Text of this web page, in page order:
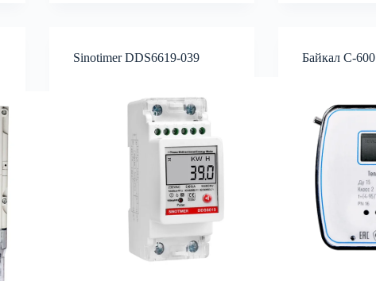
Sinotimer DDS6619-039 Байкал С-600